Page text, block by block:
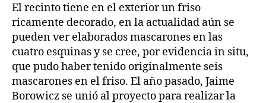
El recinto tiene en el exterior un friso
ricamente decorado, en la actualidad aún se
pueden ver elaborados mascarones en las
cuatro esquinas y se cree, por evidencia in situ,
que pudo haber tenido originalmente seis
mascarones en el friso. El año pasado, Jaime
Borowicz se unió al proyecto para realizar la